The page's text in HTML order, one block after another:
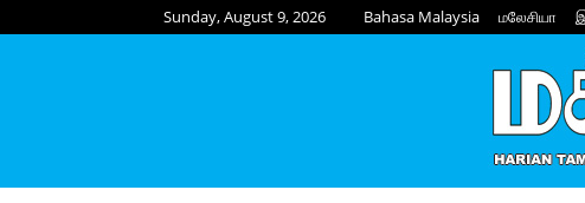
Sunday, August 9, 2026 Bahasa Malaysia மலேசியா